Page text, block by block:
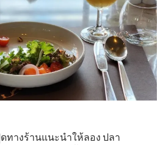
างร้านแนะนำให้ลอง ปลา